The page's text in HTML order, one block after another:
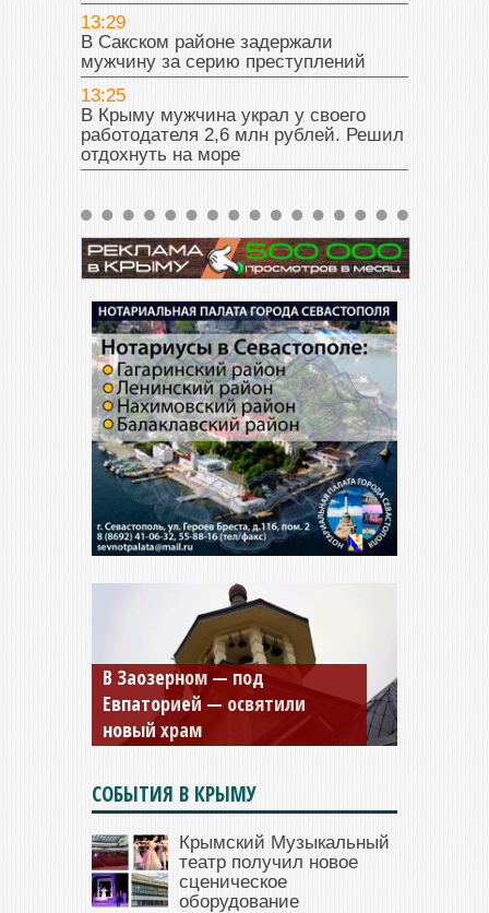
13:29
В Сакском районе задержали
мужчину за серию преступлений
13:25
В Крыму мужчина украл у своего
работодателя 2,6 млн рублей. Решил
отдохнуть на море
Мужской монастырь Косьмы
и Дамиана в Крыму вновь
открыт для посещения
СОБЫТИЯ В КРЫМУ
Крымский Музыкальный
театр получил новое
сценическое
оборудование